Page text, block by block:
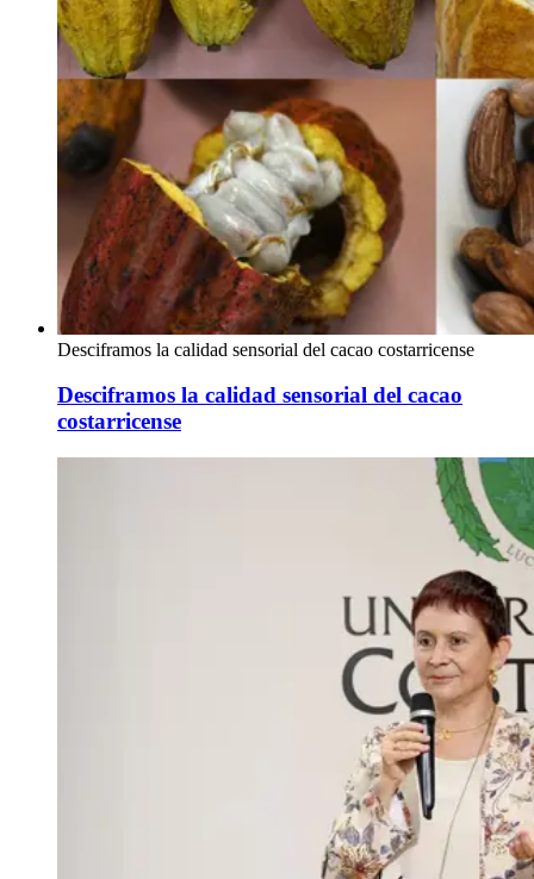
Desciframos la calidad sensorial del cacao costarricense
Desciframos la calidad sensorial del cacao
costarricense